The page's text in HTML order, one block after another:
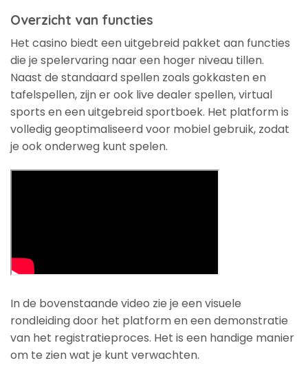
Overzicht van functies
Het casino biedt een uitgebreid pakket aan functies
die je spelervaring naar een hoger niveau tillen.
Naast de standaard spellen zoals gokkasten en
tafelspellen, zijn er ook live dealer spellen, virtual
sports en een uitgebreid sportboek. Het platform is
volledig geoptimaliseerd voor mobiel gebruik, zodat
je ook onderweg kunt spelen.
In de bovenstaande video zie je een visuele
rondleiding door het platform en een demonstratie
van het registratieproces. Het is een handige manier
om te zien wat je kunt verwachten.